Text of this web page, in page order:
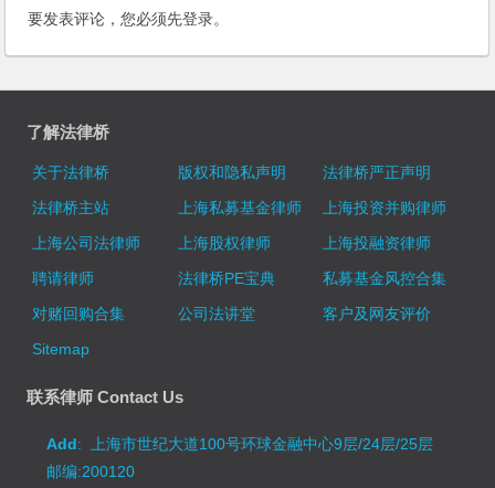
要发表评论，您必须先登录。
了解法律桥
关于法律桥 版权和隐私声明
法律桥严正声明
法律桥主站
上海私募基金律师
上海投资并购律师
上海公司法律师
上海股权律师
上海投融资律师
聘请律师
法律桥PE宝典
私募基金风控合集
对赌回购合集
公司法讲堂
客户及网友评价
Sitemap
联系律师 Contact Us
Add: 上海市世纪大道100号环球金融中心9层/24层/25层
邮编:200120